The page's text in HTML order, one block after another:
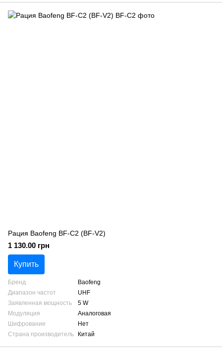
Рация Baofeng BF-C2 (BF-V2)
1 130.00 грн
Купить
Бренд
Baofeng
Диапазон частот
UHF
Заявленная мощность
5 W
Модуляция
Аналоговая
Шифрование
Нет
Страна производитель
Китай